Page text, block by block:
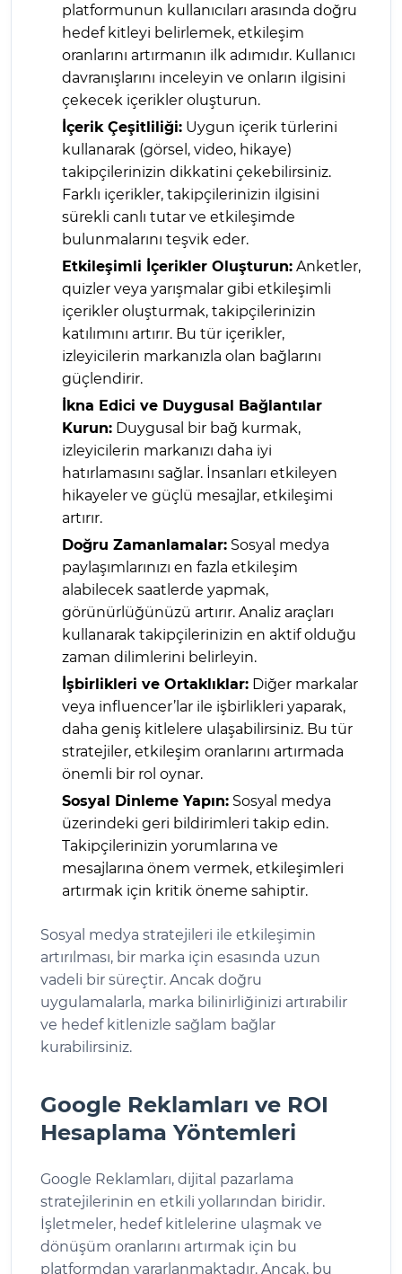
platformunun kullanıcıları arasında doğru
hedef kitleyi belirlemek, etkileşim
oranlarını artırmanın ilk adımıdır. Kullanıcı
davranışlarını inceleyin ve onların ilgisini
çekecek içerikler oluşturun.
İçerik Çeşitliliği: Uygun içerik türlerini
kullanarak (görsel, video, hikaye)
takipçilerinizin dikkatini çekebilirsiniz.
Farklı içerikler, takipçilerinizin ilgisini
sürekli canlı tutar ve etkileşimde
bulunmalarını teşvik eder.
Etkileşimli İçerikler Oluşturun: Anketler,
quizler veya yarışmalar gibi etkileşimli
içerikler oluşturmak, takipçilerinizin
katılımını artırır. Bu tür içerikler,
izleyicilerin markanızla olan bağlarını
güçlendirir.
İkna Edici ve Duygusal Bağlantılar
Kurun: Duygusal bir bağ kurmak,
izleyicilerin markanızı daha iyi
hatırlamasını sağlar. İnsanları etkileyen
hikayeler ve güçlü mesajlar, etkileşimi
artırır.
Doğru Zamanlamalar: Sosyal medya
paylaşımlarınızı en fazla etkileşim
alabilecek saatlerde yapmak,
görünürlüğünüzü artırır. Analiz araçları
kullanarak takipçilerinizin en aktif olduğu
zaman dilimlerini belirleyin.
İşbirlikleri ve Ortaklıklar: Diğer markalar
veya influencer’lar ile işbirlikleri yaparak,
daha geniş kitlelere ulaşabilirsiniz. Bu tür
stratejiler, etkileşim oranlarını artırmada
önemli bir rol oynar.
Sosyal Dinleme Yapın: Sosyal medya
üzerindeki geri bildirimleri takip edin.
Takipçilerinizin yorumlarına ve
mesajlarına önem vermek, etkileşimleri
artırmak için kritik öneme sahiptir.
Sosyal medya stratejileri ile etkileşimin
artırılması, bir marka için esasında uzun
vadeli bir süreçtir. Ancak doğru
uygulamalarla, marka bilinirliğinizi artırabilir
ve hedef kitlenizle sağlam bağlar
kurabilirsiniz.
Google Reklamları ve ROI
Hesaplama Yöntemleri
Google Reklamları, dijital pazarlama
stratejilerinin en etkili yollarından biridir.
İşletmeler, hedef kitlelerine ulaşmak ve
dönüşüm oranlarını artırmak için bu
platformdan yararlanmaktadır. Ancak, bu